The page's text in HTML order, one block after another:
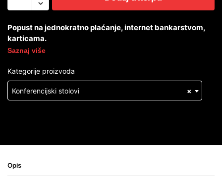
Popust na jednokratno plaćanje, internet bankarstvom,
karticama.
Saznaj više
Kategorije proizvoda
×
Konferencijski stolovi
Opis